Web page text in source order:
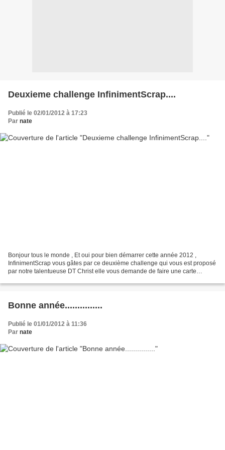
Deuxieme challenge InfinimentScrap....
Publié le 02/01/2012 à 17:23
Par nate
Bonjour tous le monde , Et oui pour bien démarrer cette année 2012 ,
InfinimentScrap vous gâtes par ce deuxième challenge qui vous est proposé
par notre talentueuse DT Christ elle vous demande de faire une carte
Bonne année...............
Publié le 01/01/2012 à 11:36
Par nate